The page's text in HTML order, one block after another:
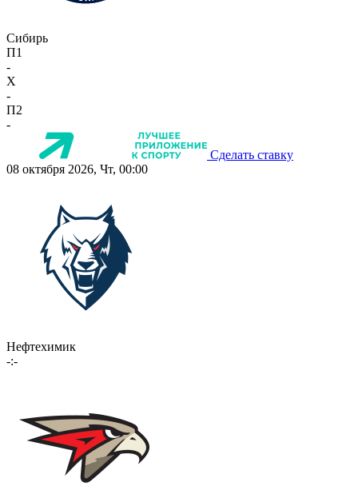
Сибирь
П1
-
X
-
П2
-
Сделать ставку
08 октября 2026, Чт, 00:00
Нефтехимик
-:-